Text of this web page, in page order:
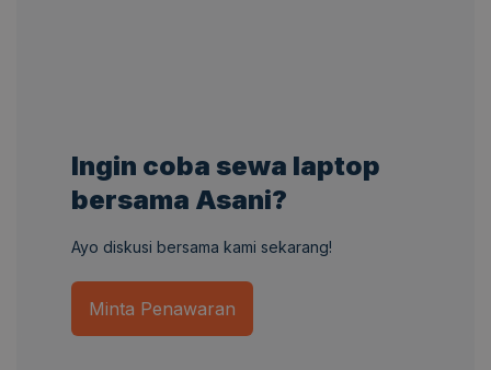
Ingin coba sewa laptop
bersama Asani?
Ayo diskusi bersama kami sekarang!
Minta Penawaran